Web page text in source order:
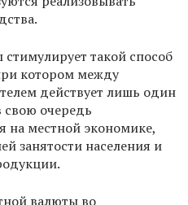
такой способ
котором между
действует лишь один
свою очередь
на местной экономике,
занятости населения и
валюты во